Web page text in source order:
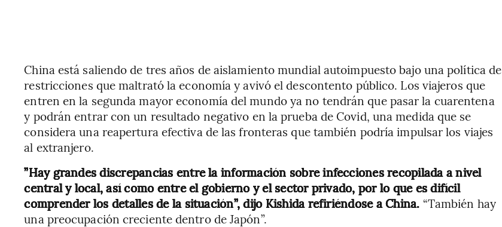
China está saliendo de tres años de aislamiento mundial autoimpuesto bajo una política de
restricciones que maltrató la economía y avivó el descontento público. Los viajeros que
entren en la segunda mayor economía del mundo ya no tendrán que pasar la cuarentena
y podrán entrar con un resultado negativo en la prueba de Covid, una medida que se
considera una reapertura efectiva de las fronteras que también podría impulsar los viajes
al extranjero.
”Hay grandes discrepancias entre la información sobre infecciones recopilada a nivel
central y local, así como entre el gobierno y el sector privado, por lo que es difícil
comprender los detalles de la situación”, dijo Kishida refiriéndose a China. “También hay
una preocupación creciente dentro de Japón”.